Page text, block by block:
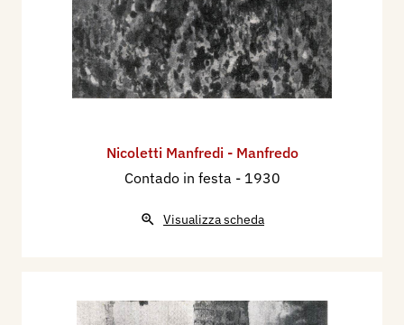
Nicoletti Manfredi - Manfredo
Contado in festa - 1930
Visualizza scheda